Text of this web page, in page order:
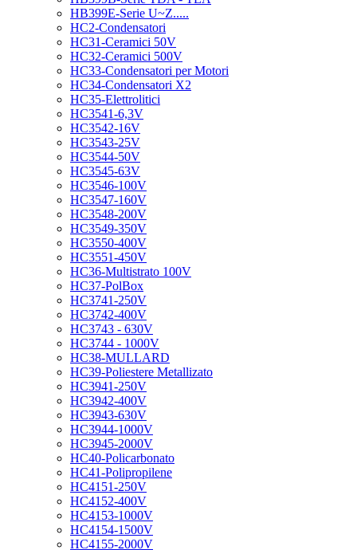
HB399E-Serie U~Z.....
HC2-Condensatori
HC31-Ceramici 50V
HC32-Ceramici 500V
HC33-Condensatori per Motori
HC34-Condensatori X2
HC35-Elettrolitici
HC3541-6,3V
HC3542-16V
HC3543-25V
HC3544-50V
HC3545-63V
HC3546-100V
HC3547-160V
HC3548-200V
HC3549-350V
HC3550-400V
HC3551-450V
HC36-Multistrato 100V
HC37-PolBox
HC3741-250V
HC3742-400V
HC3743 - 630V
HC3744 - 1000V
HC38-MULLARD
HC39-Poliestere Metallizato
HC3941-250V
HC3942-400V
HC3943-630V
HC3944-1000V
HC3945-2000V
HC40-Policarbonato
HC41-Polipropilene
HC4151-250V
HC4152-400V
HC4153-1000V
HC4154-1500V
HC4155-2000V